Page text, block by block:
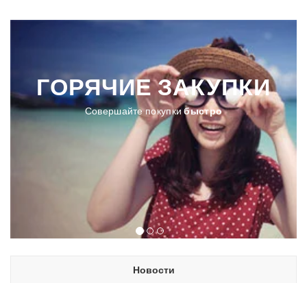
ГОРЯЧИЕЗАКУПКИ
Совершайте покупкибыстро
Новости